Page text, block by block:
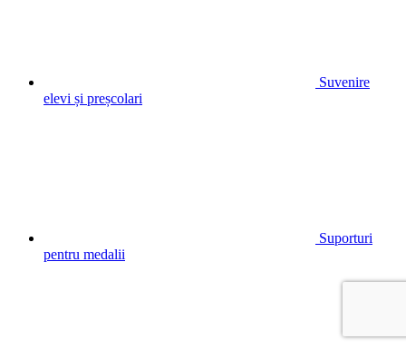
Suvenire
elevi și preșcolari
Suporturi
pentru medalii